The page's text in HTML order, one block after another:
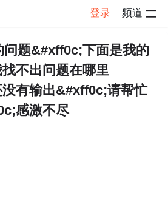
登录 频道
详情
问题&#xff0c;下面是我的
不出问题在哪里
有输出&#xff0c;请帮忙
感激不尽